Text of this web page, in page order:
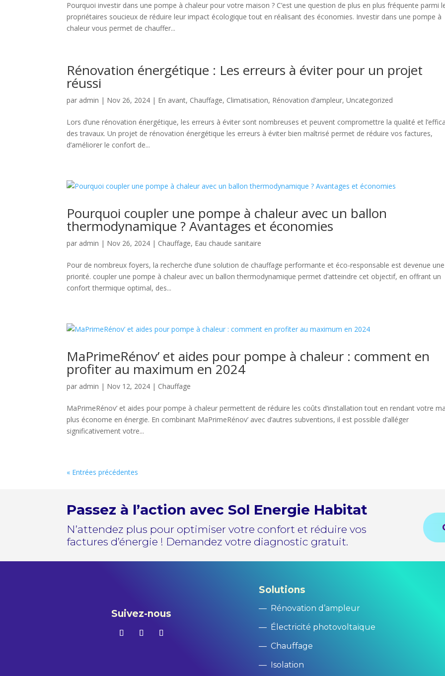
Pourquoi investir dans une pompe à chaleur pour votre maison ? C’est une question de plus en plus fréquente parmi
propriétaires soucieux de réduire leur impact écologique tout en réalisant des économies. Investir dans une pompe à
chaleur vous permet de chauffer...
Rénovation énergétique : Les erreurs à éviter pour un projet
réussi
par admin | Nov 26, 2024 | En avant, Chauffage, Climatisation, Rénovation d’ampleur,Uncategorized
Lors d’une rénovation énergétique, les erreurs à éviter sont nombreuses et peuvent compromettre la qualité et
des travaux. Un projet de rénovation énergétique les erreurs à éviter bien maîtrisé permet de réduire vos factures,
d’améliorer le confort de...
Pourquoi coupler une pompe à chaleur avec un ballon
thermodynamique ? Avantages et économies
par admin | Nov 26, 2024 | Chauffage, Eau chaude sanitaire
Pour de nombreux foyers, la recherche d’une solution de chauffage performante et éco-responsable est devenue une
priorité. coupler une pompe à chaleur avec un ballon thermodynamique permet d’atteindre cet objectif, en offrant un
confort thermique optimal, des...
MaPrimeRénov’ et aides pour pompe à chaleur : comment en
profiter au maximum en 2024
par admin | Nov 12, 2024 | Chauffage
MaPrimeRénov’ et aides pour pompe à chaleur permettent de réduire les coûts d’installation tout en rendant votre
plus économe en énergie. En combinant MaPrimeRénov’ avec d’autres subventions, il est possible d’alléger
significativement votre...
« Entrées précédentes
Passez à l’action avec Sol Energie Habitat
N’attendez plus pour optimiser votre confort et réduire vos
factures d’énergie ! Demandez votre diagnostic gratuit.
Suivez-nous
Solutions
— Rénovation d’ampleur
— Électricité photovoltaïque
—Chauffage
— Isolation